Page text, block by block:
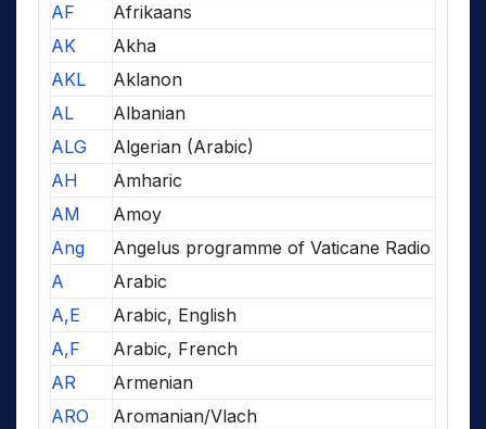
AF
Afrikaans
AK
Akha
AKL
Aklanon
AL
Albanian
ALG
Algerian (Arabic)
AH
Amharic
AM
Amoy
Ang
Angelus programme of Vaticane Radio
A
Arabic
A,E
Arabic, English
A,F
Arabic, French
AR
Armenian
ARO
Aromanian/Vlach